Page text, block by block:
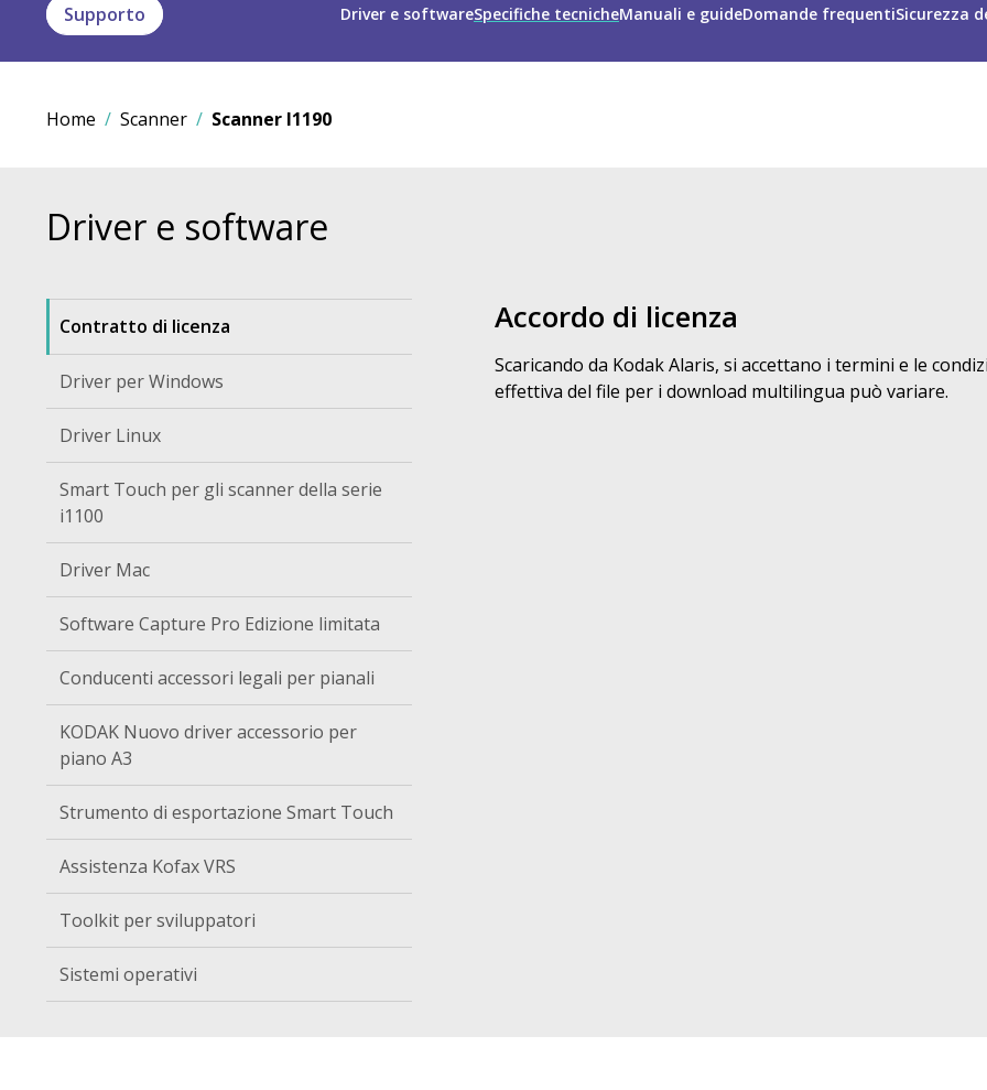
Supporto Driver e softwareSpecifiche tecnicheManuali e guideDomande frequentiSicurezza
Home Scanner Scanner I1190
Driver e software
Contratto di licenza
Driver per Windows
Driver Linux
Smart Touch per gli scanner della serie
i1100
Driver Mac
Software Capture Pro Edizione limitata
Conducenti accessori legali per pianali
KODAK Nuovo driver accessorio per
piano A3
Strumento di esportazione Smart Touch
Assistenza Kofax VRS
Toolkit per sviluppatori
Sistemi operativi
Accordo di licenza
Scaricando da Kodak Alaris, si accettano i termini e le
effettiva del file per i download multilingua può variare.